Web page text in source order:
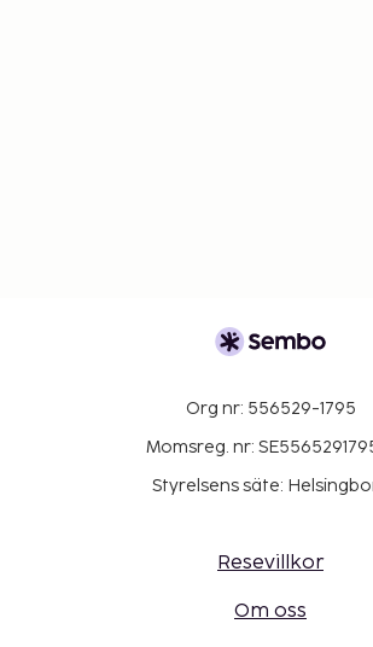
Org nr: 556529-1795
Momsreg. nr:
Styrelsens säte:
Resevillkor
Om oss